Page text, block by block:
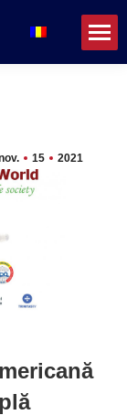
15 2021